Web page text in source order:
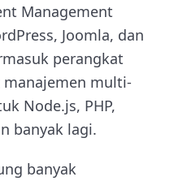
Management
Joomla, dan
perangkat
manajemen multi-
Node.js, PHP,
banyak lagi.
banyak